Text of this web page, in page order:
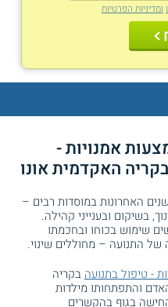
ומדיניות הפרטיות
אמנויות -
האקדמית אונו
האחרונות במוסדות רבים –
בשיקום ובענייני קהילה.
שימוש בכוחו ובחכמתו
התנועה – מחוללים שינוי.
- טיפול בתנועה בקריה
והתפתחותו מילדות
בגוף בהקשרים